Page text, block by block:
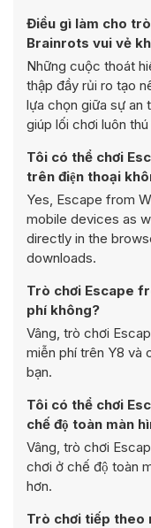
Điều gì làm cho
Brainrots vui vẻ
Những cuộc thoát
thập đầy rủi ro tạo
lựa chọn giữa sự an
giúp lối chơi luôn thú
Tôi có thể chơi
trên điện thoại
Yes, Escape from
mobile devices as
directly in the
downloads.
Trò chơi Escape
phí không?
Vâng, trò chơi
miễn phí trên Y8 và
bạn.
Tôi có thể chơi
chế độ toàn màn
Vâng, trò chơi
chơi ở chế độ toàn
hơn.
Trò chơi tiếp theo